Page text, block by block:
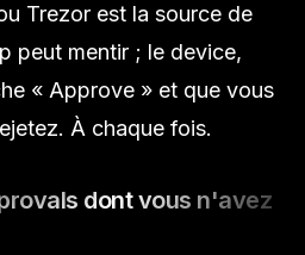
Trezor est la source de
peut mentir ; le device,
« Approve » et que vous
À chaque fois.
dont vous n'avez